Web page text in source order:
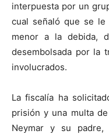
interpuesta por un
cual señaló que se le
menor a la debida,
desembolsada por la
involucrados.
La fiscalía ha
prisión y una multa
Neymar y su